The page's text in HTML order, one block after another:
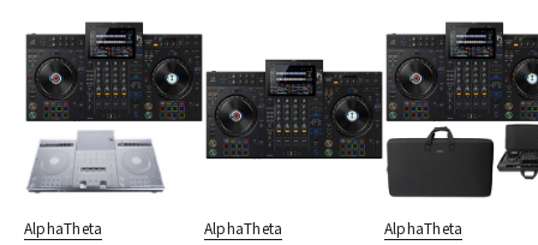
AlphaTheta
AlphaTheta
AlphaTheta